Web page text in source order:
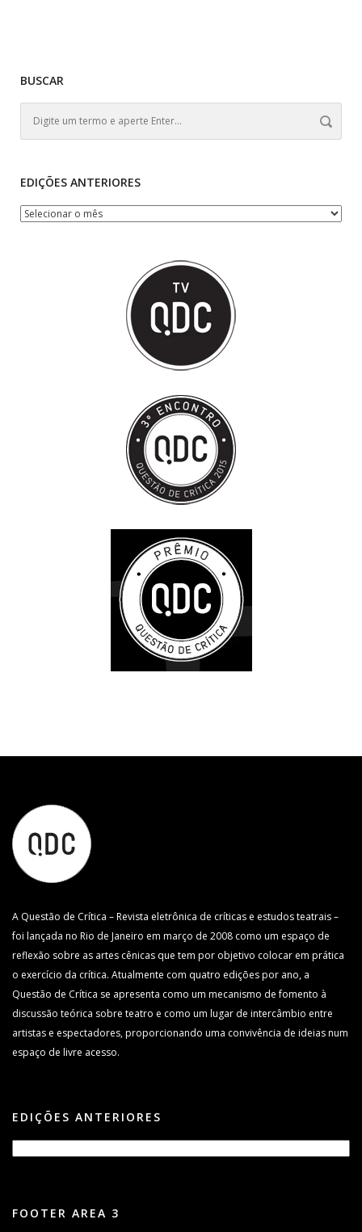
BUSCAR
EDIÇÕES ANTERIORES
A Questão de Crítica – Revista eletrônica de críticas e estudos teatrais –
foi lançada no Rio de Janeiro em março de 2008 como um espaço de
reflexão sobre as artes cênicas que tem por objetivo colocar em prática
o exercício da crítica. Atualmente com quatro edições por ano, a
Questão de Crítica se apresenta como um mecanismo de fomento à
discussão teórica sobre teatro e como um lugar de intercâmbio entre
artistas e espectadores, proporcionando uma convivência de ideias num
espaço de livre acesso.
EDIÇÕES ANTERIORES
FOOTER AREA 3